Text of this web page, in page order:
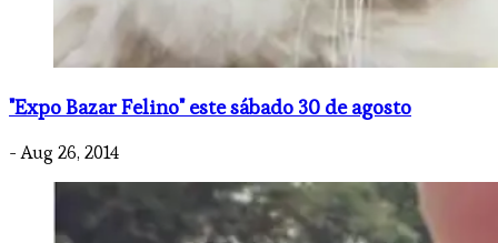
"Expo Bazar Felino" este sábado 30 de agosto
- Aug 26, 2014